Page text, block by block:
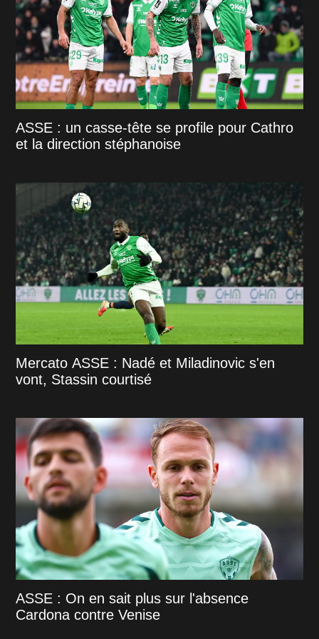
ASSE : un casse-tête se profile pour Cathro
et la direction stéphanoise
Mercato ASSE : Nadé et Miladinovic s'en
vont, Stassin courtisé
ASSE : On en sait plus sur l'absence
Cardona contre Venise